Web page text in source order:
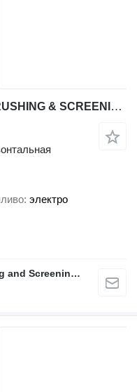
Fabo PRO-90 SEMI-MOBILE CRUSHING & SCREENING PLANT 90-130 TPH
электро
FABO Mobile & Stationary Crushing and Screening Plants | Concrete Batching Plants Manufacturer